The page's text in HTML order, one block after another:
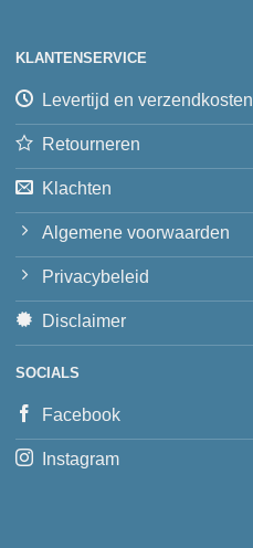
KLANTENSERVICE
Levertijd en verzendkosten
Retourneren
Klachten
Algemene voorwaarden
Privacybeleid
Disclaimer
SOCIALS
Facebook
Instagram